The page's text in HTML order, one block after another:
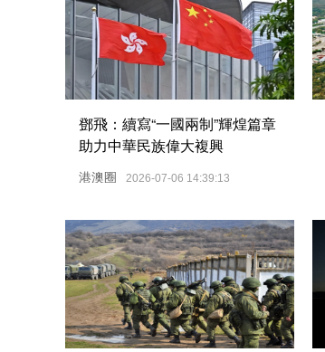
鄧飛：續寫“一國兩制”輝煌篇章
助力中華民族偉大複興
港澳圈 2026-07-06 14:39:13